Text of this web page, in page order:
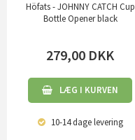
Höfats - JOHNNY CATCH Cup
Bottle Opener black
279,00 DKK
LÆG I KURVEN
10-14 dagelevering